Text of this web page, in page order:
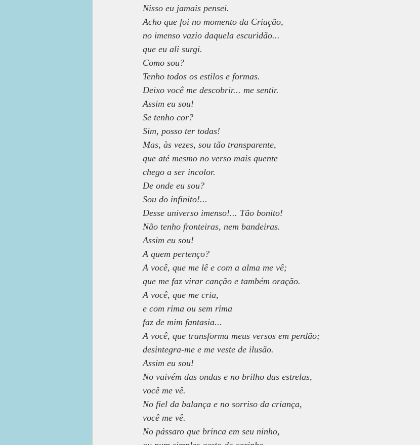
Nisso eu jamais pensei.
Acho que foi no momento da Criação,
no imenso vazio daquela escuridão...
que eu ali surgi.
Como sou?
Tenho todos os estilos e formas.
Deixo você me descobrir... me sentir.
Assim eu sou!
Se tenho cor?
Sim, posso ter todas!
Mas, às vezes, sou tão transparente,
que até mesmo no verso mais quente
chego a ser incolor.
De onde eu sou?
Sou do infinito!...
Desse universo imenso!... Tão bonito!
Não tenho fronteiras, nem bandeiras.
Assim eu sou!
A quem pertenço?
A você, que me lê e com a alma me vê;
que me faz virar canção e também oração.
A você, que me cria,
e com rima ou sem rima
faz de mim fantasia...
A você, que transforma meus versos em perdão;
desintegra-me e me veste de ilusão.
Assim eu sou!
No vaivém das ondas e no brilho das estrelas,
você me vê.
No fiel da balança e no sorriso da criança,
você me vê.
No pássaro que brinca em seu ninho,